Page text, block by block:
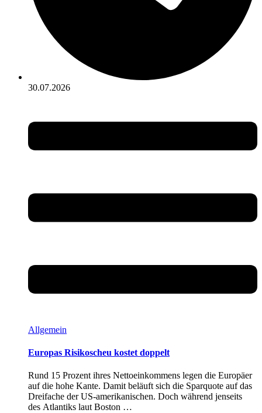
30.07.2026
Allgemein
Europas Risikoscheu kostet doppelt
Rund 15 Prozent ihres Nettoeinkommens legen die Europäer
auf die hohe Kante. Damit beläuft sich die Sparquote auf das
Dreifache der US-amerikanischen. Doch während jenseits
des Atlantiks laut Boston …